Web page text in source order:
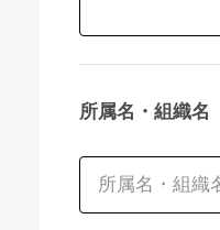
所属名・組織名